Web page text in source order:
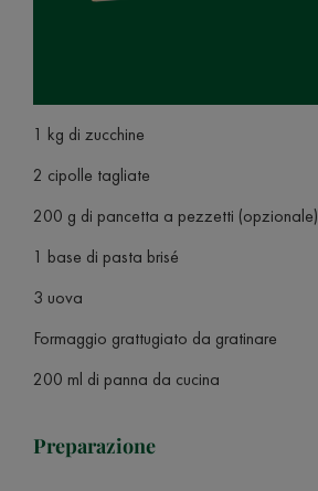
1 kg di zucchine
2 cipolle tagliate
200 g di pancetta a pezzetti (opzionale)
1 base di pasta brisé
3 uova
Formaggio grattugiato da gratinare
200 ml di panna da cucina
Preparazione